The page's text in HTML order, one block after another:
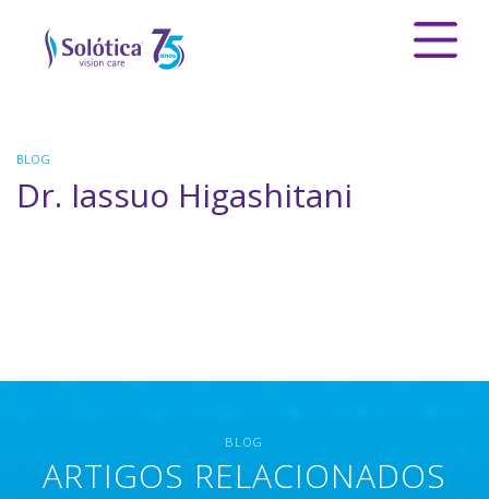
BLOG
Dr. Iassuo Higashitani
BLOG
ARTIGOS RELACIONADOS